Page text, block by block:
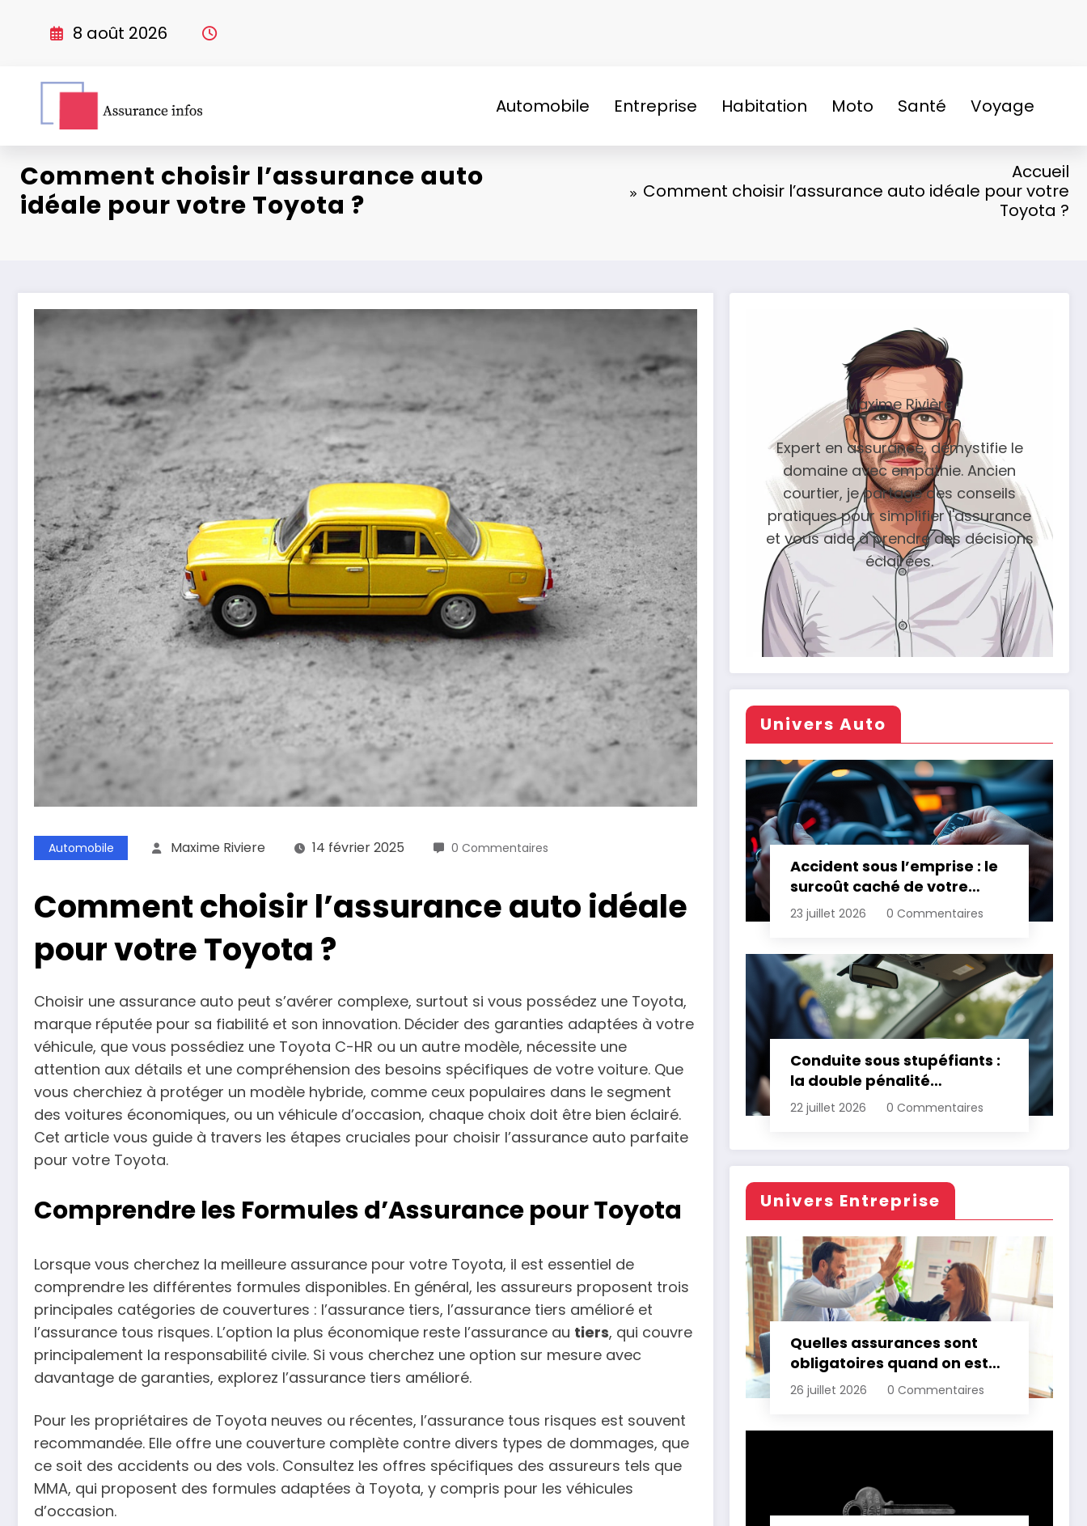
8 août 2026
Automobile Entreprise Habitation Moto Santé Voyage
Comment choisir l’assurance auto
idéale pour votre Toyota ?
Accueil
Comment choisir l’assurance auto idéale pour votre
Toyota ?
Automobile Maxime Riviere 14 février 2025 0 Commentaires
Comment choisir l’assurance auto idéale
pour votre Toyota ?
Choisir une assurance auto peut s’avérer complexe, surtout si vous possédez une Toyota,
marque réputée pour sa fiabilité et son innovation. Décider des garanties adaptées à votre
véhicule, que vous possédiez une Toyota C-HR ou un autre modèle, nécessite une
attention aux détails et une compréhension des besoins spécifiques de votre voiture. Que
vous cherchiez à protéger un modèle hybride, comme ceux populaires dans le segment
des voitures économiques, ou un véhicule d’occasion, chaque choix doit être bien éclairé.
Cet article vous guide à travers les étapes cruciales pour choisir l’assurance auto parfaite
pour votre Toyota.
Comprendre les Formules d’Assurance pour Toyota
Lorsque vous cherchez la meilleure assurance pour votre Toyota, il est essentiel de
comprendre les différentes formules disponibles. En général, les assureurs proposent trois
principales catégories de couvertures : l’assurance tiers, l’assurance tiers amélioré et
l’assurance tous risques. L’option la plus économique reste l’assurance au tiers, qui couvre
principalement la responsabilité civile. Si vous cherchez une option sur mesure avec
davantage de garanties, explorez l’assurance tiers amélioré.
Pour les propriétaires de Toyota neuves ou récentes, l’assurance tous risques est souvent
recommandée. Elle offre une couverture complète contre divers types de dommages, que
ce soit des accidents ou des vols. Consultez les offres spécifiques des assureurs tels que
MMA, qui proposent des formules adaptées à Toyota, y compris pour les véhicules
d’occasion.
Maxime Rivière
Expert en assurance, démystifie le
domaine avec empathie. Ancien
courtier, je partage des conseils
pratiques pour simplifier l'assurance
et vous aide à prendre des décisions
éclairées.
Univers Auto
Accident sous l’emprise : le
surcoût caché de votre
assurance
23 juillet 2026 0 Commentaires
Conduite sous stupéfiants :
la double pénalité
d’assurance automobile
22 juillet 2026 0 Commentaires
Univers Entreprise
Quelles assurances sont
obligatoires quand on est
professionnel ?
26 juillet 2026 0 Commentaires